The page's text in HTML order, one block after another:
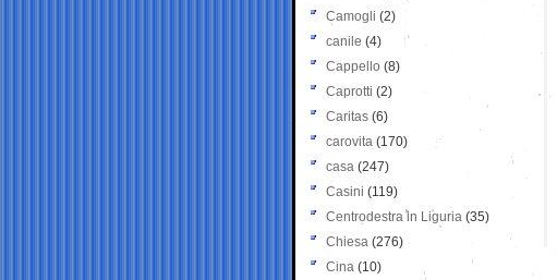
Camogli (2)
canile (4)
Cappello (8)
Caprotti (2)
Caritas (6)
carovita (170)
casa (247)
Casini (119)
Centrodestra in Liguria (35)
Chiesa (276)
Cina (10)